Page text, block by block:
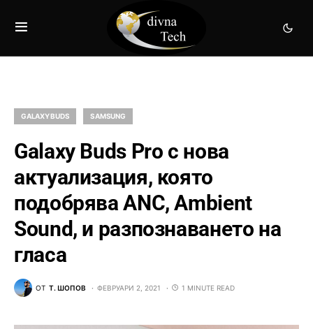
GALAXY BUDS SAMSUNG
Galaxy Buds Pro с нова
актуализация, която
подобрява ANC, Ambient
Sound, и разпознаването на
гласа
ОТ Т. ШОПОВ ФЕВРУАРИ 2, 2021 1 MINUTE READ